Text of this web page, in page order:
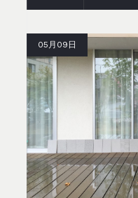
05月09日